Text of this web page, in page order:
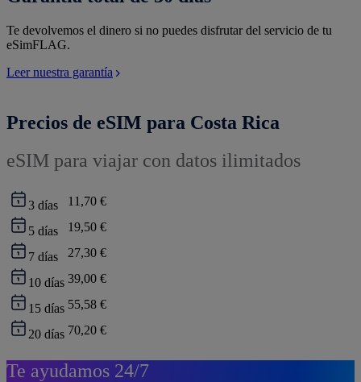
Te devolvemos el dinero si no puedes disfrutar del servicio de tu
eSimFLAG.
Leer nuestra garantía
Precios de eSIM para Costa Rica
eSIM para viajar con datos ilimitados
3 días 11,70 €
5 días 19,50 €
7 días 27,30 €
10 días 39,00 €
15 días 55,58 €
20 días 70,20 €
Te ayudamos 24/7